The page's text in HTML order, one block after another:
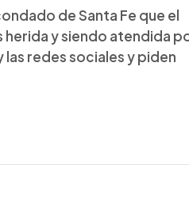
de Santa Fe que el
herida y siendo atendida
redes sociales y piden